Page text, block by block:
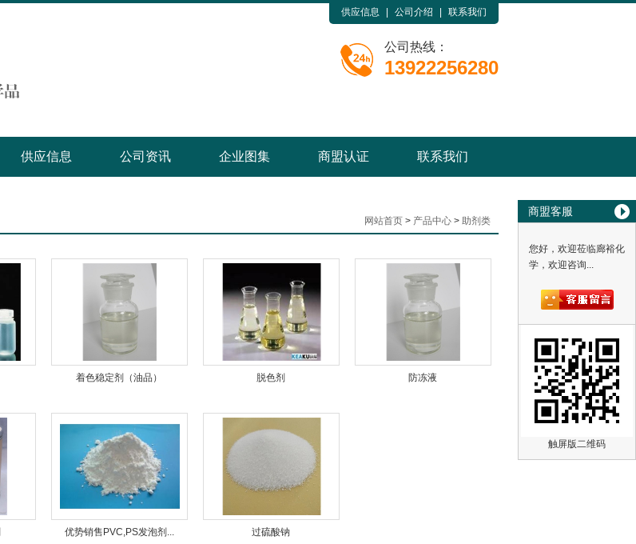
商盟客服
您好，欢迎莅临廊裕化
学，欢迎咨询...
触屏版二维码
供应信息 公司介绍 联系我们
公司热线：
13922256280
供应信息 公司资讯 企业图集 商盟认证 联系我们
网站首页 > 产品中心 > 助剂类
着色稳定剂（油品） 脱色剂 防冻液
优势销售PVC,PS发泡剂... 过硫酸钠